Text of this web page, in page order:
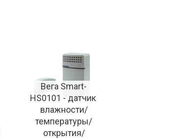
Вега Smart-
HS0101 - датчик
влажности/
температуры/
открытия/